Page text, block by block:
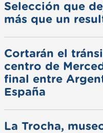
Selección que
más que un
Cortarán el
centro de
final entre
España
La Trocha,